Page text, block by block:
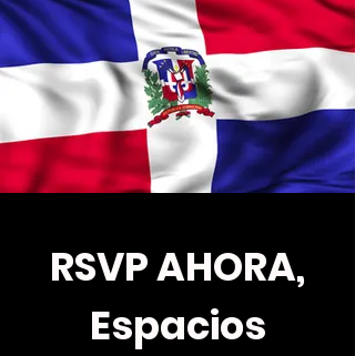
RSVP AHORA,
Espacios